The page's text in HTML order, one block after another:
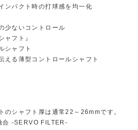
ンパクト時の打球感を均一化
少ないコントロール
ャフト』
シャフト
える薄型コントロールシャフト
のシャフト厚は通常22～26mmです。
合 -SERVO FILTER-